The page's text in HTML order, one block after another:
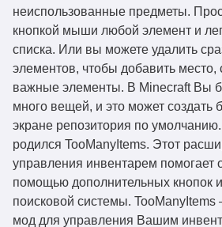
неиспользованные предметы.
кнопкой мыши любой элемент и
списка. Или вы можете удалить
элементов, чтобы добавить
важные элементы. В Minecraft Вы
много вещей, и это может создать
экране репозитория по
родился TooManyItems. Этот
управления инвентарем помогает
помощью дополнительных кнопок
поисковой системы. TooManyItems
мод для управления Вашим